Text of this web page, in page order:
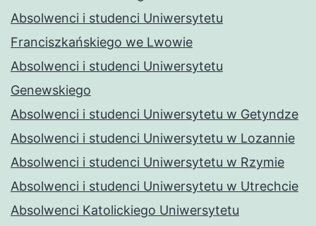
Absolwenci i studenci Uniwersytetu
Franciszkańskiego we Lwowie
Absolwenci i studenci Uniwersytetu
Genewskiego
Absolwenci i studenci Uniwersytetu w Getyndze
Absolwenci i studenci Uniwersytetu w Lozannie
Absolwenci i studenci Uniwersytetu w Rzymie
Absolwenci i studenci Uniwersytetu w Utrechcie
Absolwenci Katolickiego Uniwersytetu